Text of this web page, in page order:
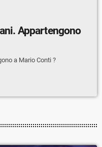
Appartengono
a Mario Conti ?